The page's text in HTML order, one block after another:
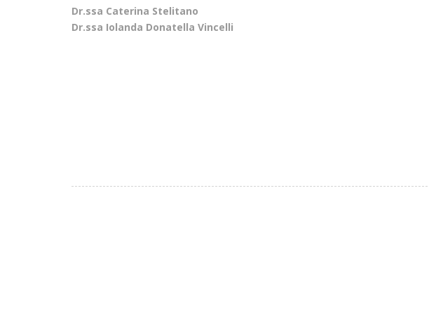
Dr.ssa Caterina Stelitano
Dr.ssa Iolanda Donatella Vincelli